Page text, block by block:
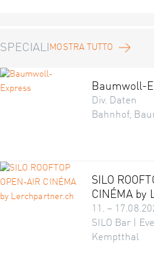
SPECIALIMOSTRA TUTTO
Baumwoll-
Div. Daten
Bahnhof,
SILO
CINÉMA by
11. –
SILO Bar |
Kemptthal